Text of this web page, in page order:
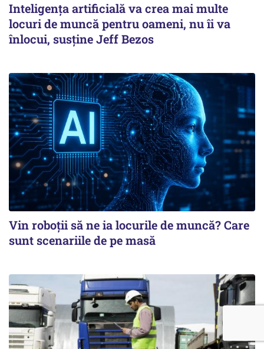
Inteligența artificială va crea mai multe
locuri de muncă pentru oameni, nu îi va
înlocui, susține Jeff Bezos
Vin roboţii să ne ia locurile de muncă? Care
sunt scenariile de pe masă